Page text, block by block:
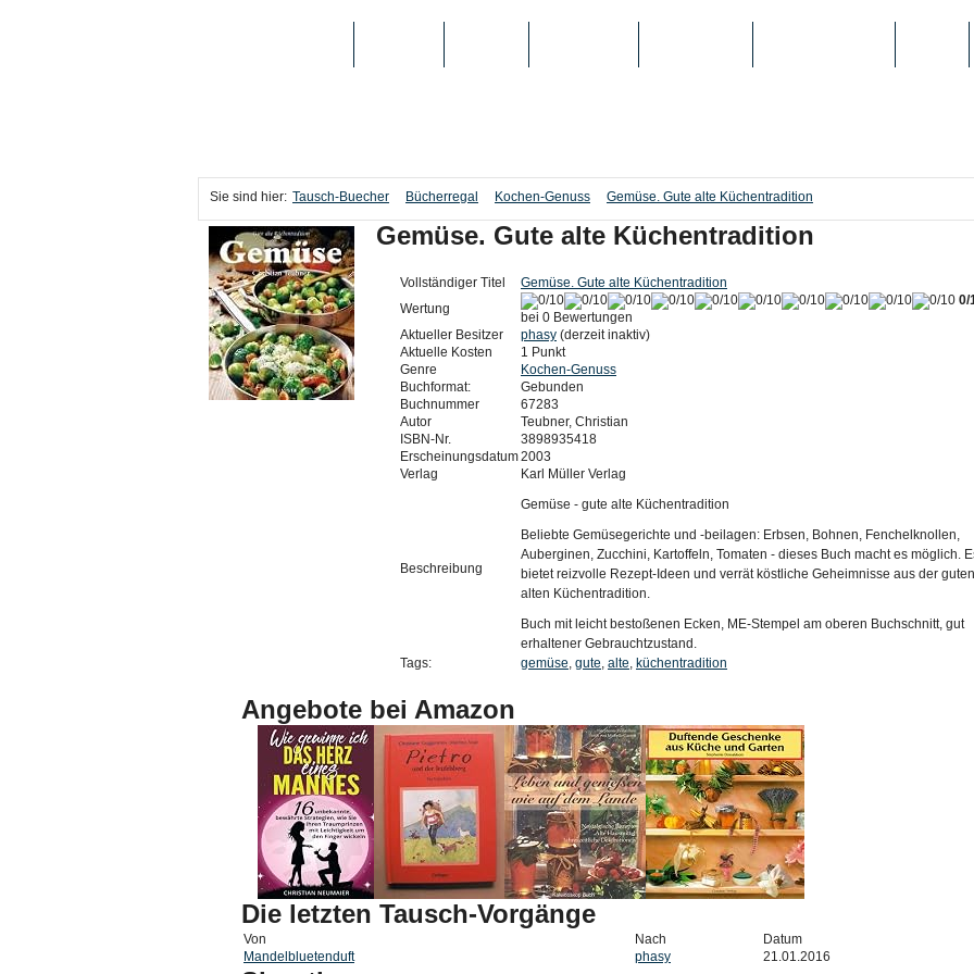
Sie sind hier: Tausch-Buecher Bücherregal Kochen-Genuss Gemüse. Gute alte Küchentradition
Gemüse. Gute alte Küchentradition
Vollständiger Titel
Gemüse. Gute alte Küchentradition
Wertung
0/
bei 0 Bewertungen
Aktueller Besitzer
phasy (derzeit inaktiv)
Aktuelle Kosten
1 Punkt
Genre
Kochen-Genuss
Buchformat:
Gebunden
Buchnummer
67283
Autor
Teubner, Christian
ISBN-Nr.
3898935418
Erscheinungsdatum2003
Verlag
Karl Müller Verlag
Beschreibung
Gemüse - gute alte Küchentradition
Beliebte Gemüsegerichte und -beilagen: Erbsen, Bohnen, Fenchelknollen,
Auberginen, Zucchini, Kartoffeln, Tomaten - dieses Buch macht es möglich.
bietet reizvolle Rezept-Ideen und verrät köstliche Geheimnisse aus der guten
alten Küchentradition.
Buch mit leicht bestoßenen Ecken, ME-Stempel am oberen Buchschnitt, gut
erhaltener Gebrauchtzustand.
Tags:
gemüse, gute, alte, küchentradition
Angebote bei Amazon
Die letzten Tausch-Vorgänge
Von Nach
Datum
Mandelbluetenduft
phasy 21.01.2016